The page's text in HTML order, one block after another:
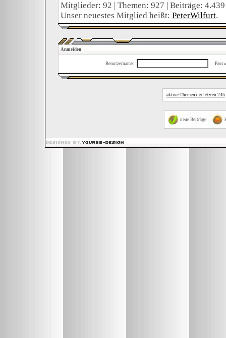
Mitglieder: 92 | Themen: 927 | Beiträge:
Unser neuestes Mitglied heißt: PeterWilfurt.
Anmelden
Benutzername:
aktive Themen der letzten 24h
neue Beiträge